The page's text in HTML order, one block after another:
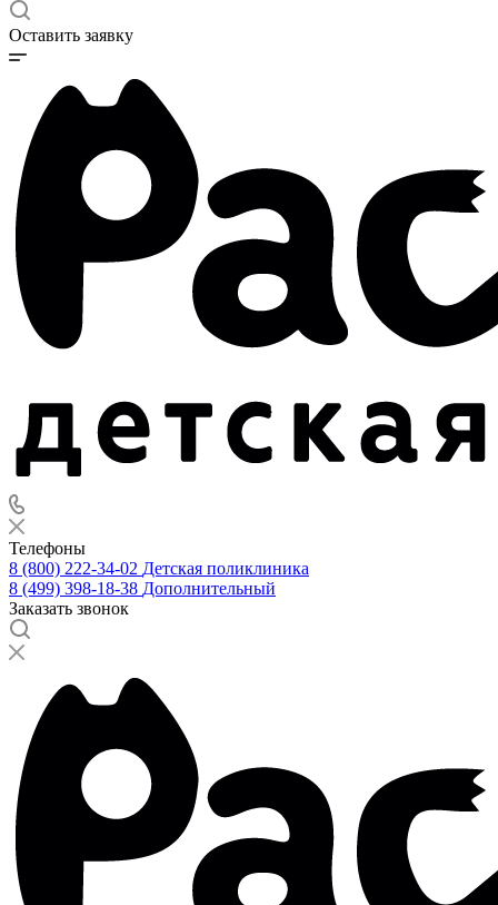
Оставить заявку
Телефоны
8 (800) 222-34-02 Детская поликлиника
8 (499) 398-18-38 Дополнительный
Заказать звонок